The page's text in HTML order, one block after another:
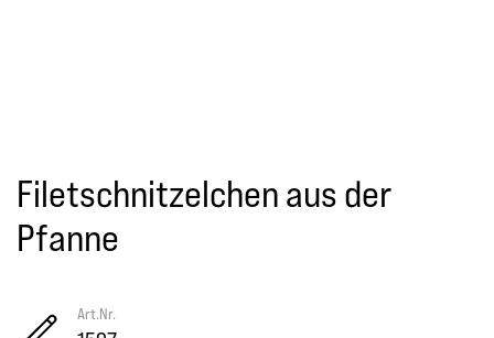
Filetschnitzelchen aus der
Pfanne
Art.Nr.